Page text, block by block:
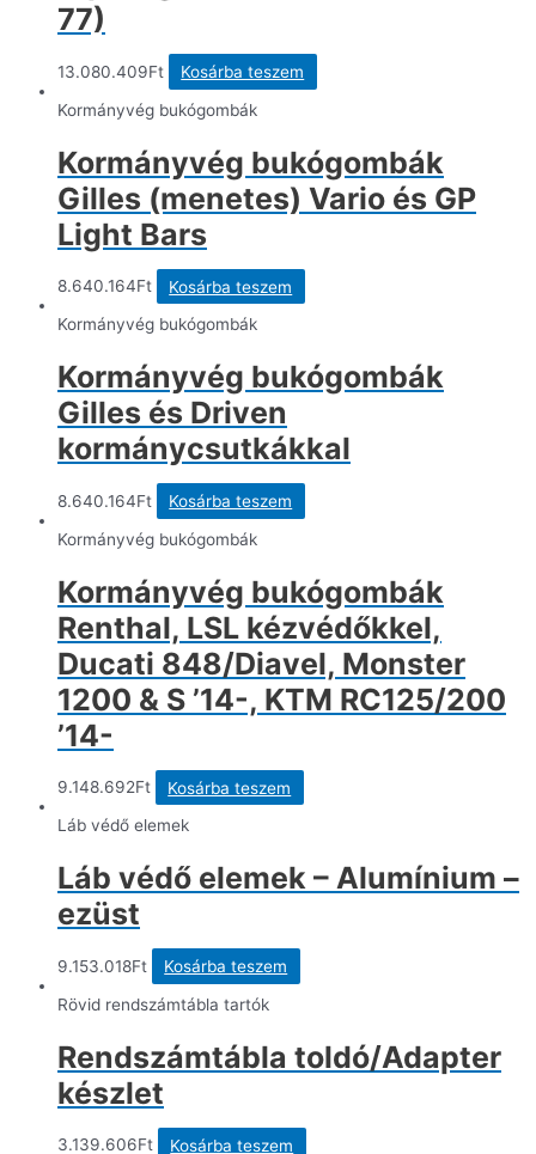
77)
13.080.409Ft
Kosárba teszem
Kormányvég bukógombák
Kormányvég bukógombák
Gilles (menetes) Vario és GP
Light Bars
8.640.164Ft
Kosárba teszem
Kormányvég bukógombák
Kormányvég bukógombák
Gilles és Driven
kormánycsutkákkal
8.640.164Ft
Kosárba teszem
Kormányvég bukógombák
Kormányvég bukógombák
Renthal, LSL kézvédőkkel,
Ducati 848/Diavel, Monster
1200 & S ’14-, KTM RC125/200
’14-
9.148.692Ft
Kosárba teszem
Láb védő elemek
Láb védő elemek – Alumínium –
ezüst
9.153.018Ft
Kosárba teszem
Rövid rendszámtábla tartók
Rendszámtábla toldó/Adapter
készlet
3.139.606Ft
Kosárba teszem